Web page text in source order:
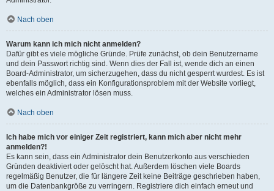
Nach oben
Warum kann ich mich nicht anmelden?
Dafür gibt es viele mögliche Gründe. Prüfe zunächst, ob dein Benutzername
und dein Passwort richtig sind. Wenn dies der Fall ist, wende dich an einen
Board-Administrator, um sicherzugehen, dass du nicht gesperrt wurdest. Es ist
ebenfalls möglich, dass ein Konfigurationsproblem mit der Website vorliegt,
welches ein Administrator lösen muss.
Nach oben
Ich habe mich vor einiger Zeit registriert, kann mich aber nicht mehr
anmelden?!
Es kann sein, dass ein Administrator dein Benutzerkonto aus verschieden
Gründen deaktiviert oder gelöscht hat. Außerdem löschen viele Boards
regelmäßig Benutzer, die für längere Zeit keine Beiträge geschrieben haben,
um die Datenbankgröße zu verringern. Registriere dich einfach erneut und